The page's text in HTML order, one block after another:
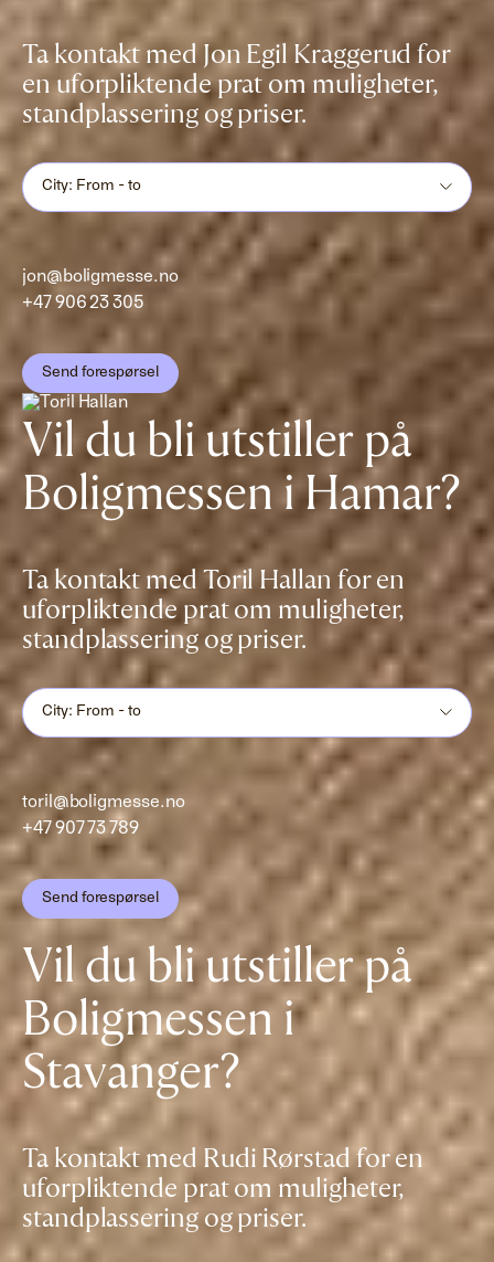
Ta kontakt med Jon Egil Kraggerud for
en uforpliktende prat om muligheter,
standplassering og priser.
City: From - to
jon@boligmesse.no
+47 906 23 305
Send forespørsel
Vil du bli utstiller på
Boligmessen i Hamar?
Ta kontakt med Toril Hallan for en
uforpliktende prat om muligheter,
standplassering og priser.
City: From - to
toril@boligmesse.no
+47 907 73 789
Send forespørsel
Vil du bli utstiller på
Boligmessen i
Stavanger?
Ta kontakt med Rudi Rørstad for en
uforpliktende prat om muligheter,
standplassering og priser.